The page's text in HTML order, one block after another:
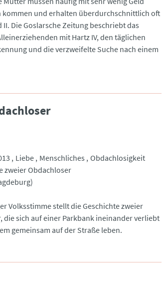
kommen und erhalten überdurchschnittlich oft
Die Goslarsche Zeitung beschriebt das
mit Hartz IV, den täglichen
und die verzweifelte Suche nach einem
Liebe Menschliches Obdachlosigkeit
zweier Obdachloser
Volksstimme stellt die Geschichte zweier
die sich auf einer Parkbank ineinander verliebt
gemeinsam auf der Straße leben.